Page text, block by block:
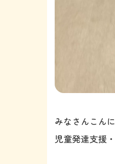
みなさんこん
児童発達支援